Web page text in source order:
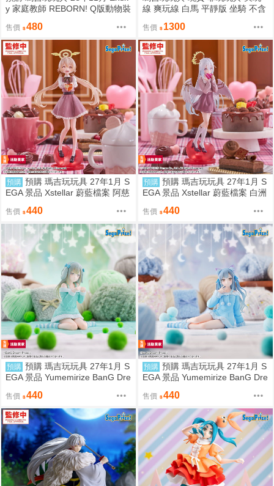
y 家庭教師 REBORN! Q版動物裝
售價 480
線 爽玩線 白馬 平靜版 坐騎 不含
售價 1300
預購 預購 瑪吉玩玩具 27年1月 S
EGA 景品 Xstellar 蔚藍檔案 阿慈
售價 440
預購 預購 瑪吉玩玩具 27年1月 S
EGA 景品 Xstellar 蔚藍檔案 白洲
售價 440
預購 預購 瑪吉玩玩具 27年1月 S
EGA 景品 Yumemirize BanG Dre
售價 440
預購 預購 瑪吉玩玩具 27年1月 S
EGA 景品 Yumemirize BanG Dre
售價 440